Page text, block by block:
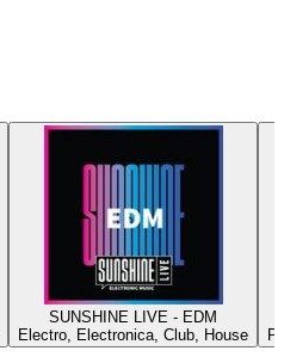
SUNSHINE LIVE - EDM
Electro, Electronica, Club, House